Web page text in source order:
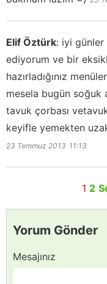
Elif Öztürk: iyi günler
ediyorum ve bir
hazırladığınız
mesela bugün soğuk
tavuk çorbası
keyifle yemekten
23 Temmuz 2013 11:13
1 2
Yorum Gönder
Mesajınız